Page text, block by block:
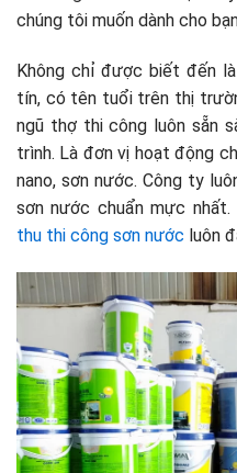
chúng tôi muốn dành cho
Không chỉ được biết đến
tín, có tên tuổi trên thị
ngũ thợ thi công luôn sẵn
trình. Là đơn vị hoạt động
nano, sơn nước. Công ty
sơn nước chuẩn mực nhất.
thu thi công sơn nước luôn